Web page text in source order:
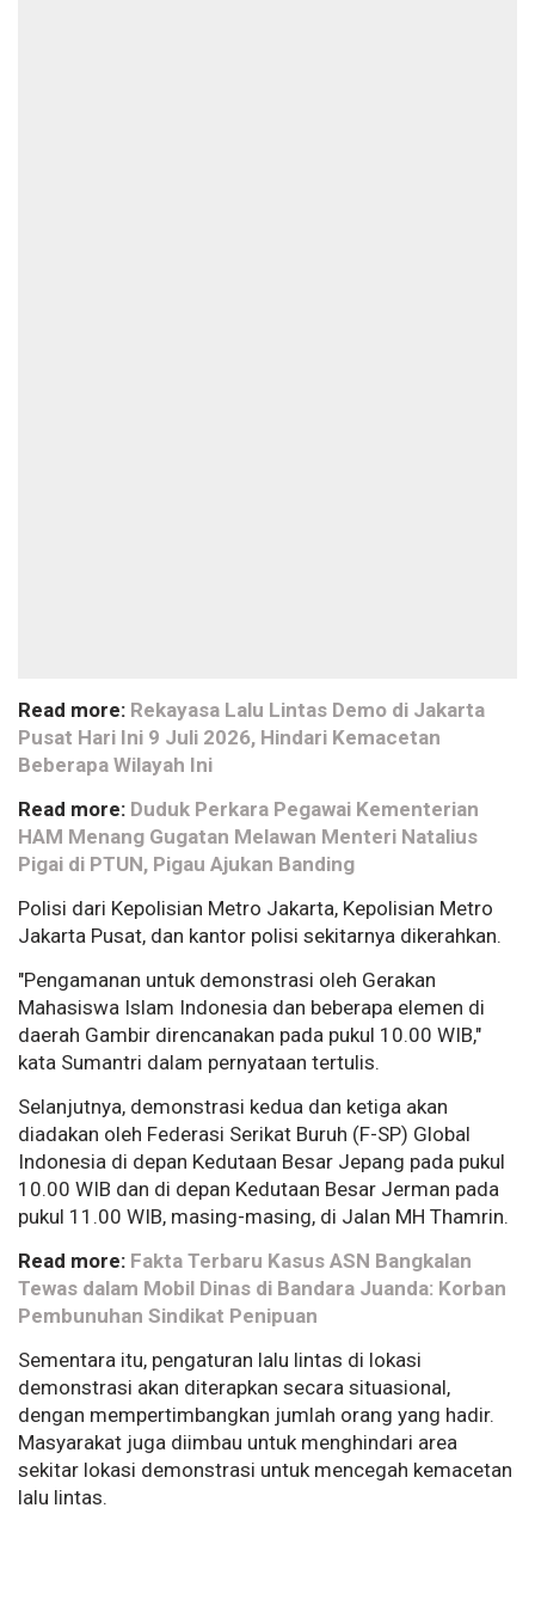
Read more: Rekayasa Lalu Lintas Demo di Jakarta
Pusat Hari Ini 9 Juli 2026, Hindari Kemacetan
Beberapa Wilayah Ini
Read more: Duduk Perkara Pegawai Kementerian
HAM Menang Gugatan Melawan Menteri Natalius
Pigai di PTUN, Pigau Ajukan Banding
Polisi dari Kepolisian Metro Jakarta, Kepolisian Metro
Jakarta Pusat, dan kantor polisi sekitarnya dikerahkan.
"Pengamanan untuk demonstrasi oleh Gerakan
Mahasiswa Islam Indonesia dan beberapa elemen di
daerah Gambir direncanakan pada pukul 10.00 WIB,"
kata Sumantri dalam pernyataan tertulis.
Selanjutnya, demonstrasi kedua dan ketiga akan
diadakan oleh Federasi Serikat Buruh (F-SP) Global
Indonesia di depan Kedutaan Besar Jepang pada pukul
10.00 WIB dan di depan Kedutaan Besar Jerman pada
pukul 11.00 WIB, masing-masing, di Jalan MH Thamrin.
Read more: Fakta Terbaru Kasus ASN Bangkalan
Tewas dalam Mobil Dinas di Bandara Juanda: Korban
Pembunuhan Sindikat Penipuan
Sementara itu, pengaturan lalu lintas di lokasi
demonstrasi akan diterapkan secara situasional,
dengan mempertimbangkan jumlah orang yang hadir.
Masyarakat juga diimbau untuk menghindari area
sekitar lokasi demonstrasi untuk mencegah kemacetan
lalu lintas.